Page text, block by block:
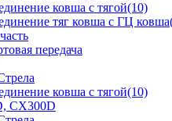
ковша с тягой(10)
тяг ковша с ГЦ
передача
ковша с тягой(10)
CX300D